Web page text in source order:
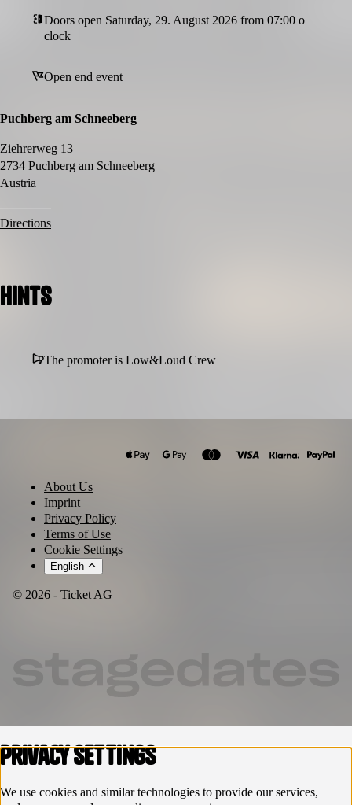
DJ & Musikprogramm über den gesamten Tag
Regionale Food- & Getränkeanbieter
ohne klassische Bewertungssysteme
Doors open Saturday, 29. August 2026 from 07:00 o
clock
Open end event
Puchberg am Schneeberg
Ziehrerweg 13
2734 Puchberg am Schneeberg
Austria
Directions
Hints
The promoter is Low&Loud Crew
© 2026 - Ticket AG
About Us
Imprint
Privacy Policy
Terms of Use
Cookie Settings
English
Privacy settings
We use cookies and similar technologies to provide our services,